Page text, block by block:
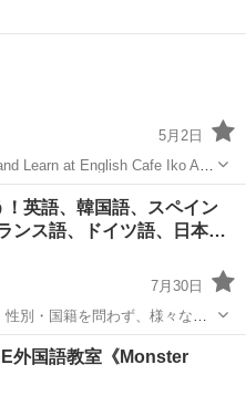
5月2日
リッジ
英語、韓国語、スペイン
ンス語、ドイツ語、日本…
7月30日
別・国籍を問わず、様々な世
スペイン語・韓国語・中国
ものことば（多言語）』を自
ホー...
他 ドイツ語
外国語教室《Monster